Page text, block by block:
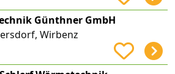
Günthner GmbH
Wirbenz